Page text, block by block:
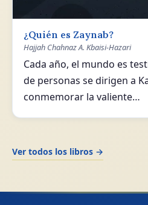
¿Quién es Zaynab?
Hajjah Chahnaz A. Kbaisi-Hazari
Cada año, el mundo es
de personas se dirigen a
conmemorar la valiente…
Ver todos los libros →